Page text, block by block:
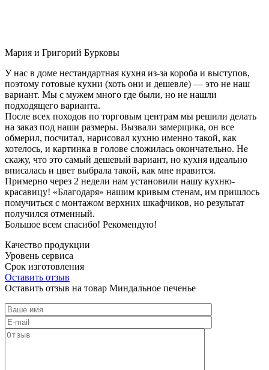
Мария и Григорий Бурковы
У нас в доме нестандартная кухня из-за короба и выступов,
поэтому готовые кухни (хоть они и дешевле) — это не наш
вариант. Мы с мужем много где были, но не нашли
подходящего варианта.
После всех походов по торговым центрам мы решили делать
на заказ под наши размеры. Вызвали замерщика, он все
обмерил, посчитал, нарисовал кухню именно такой, как
хотелось, и картинка в голове сложилась окончательно. Не
скажу, что это самый дешевый вариант, но кухня идеально
вписалась и цвет выбрала такой, как мне нравится.
Примерно через 2 недели нам установили нашу кухню-
красавицу! «Благодаря» нашим кривым стенам, им пришлось
помучиться с монтажом верхних шкафчиков, но результат
получился отменный.
Большое всем спасибо! Рекомендую!
Качество продукции
Уровень сервиса
Срок изготовления
Оставить отзыв
Оставить отзыв на товар Миндальное печенье